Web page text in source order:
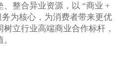
整合异业资源，以 “商业 +
为核心，为消费者带来更优
立行业高端商业合作标杆，